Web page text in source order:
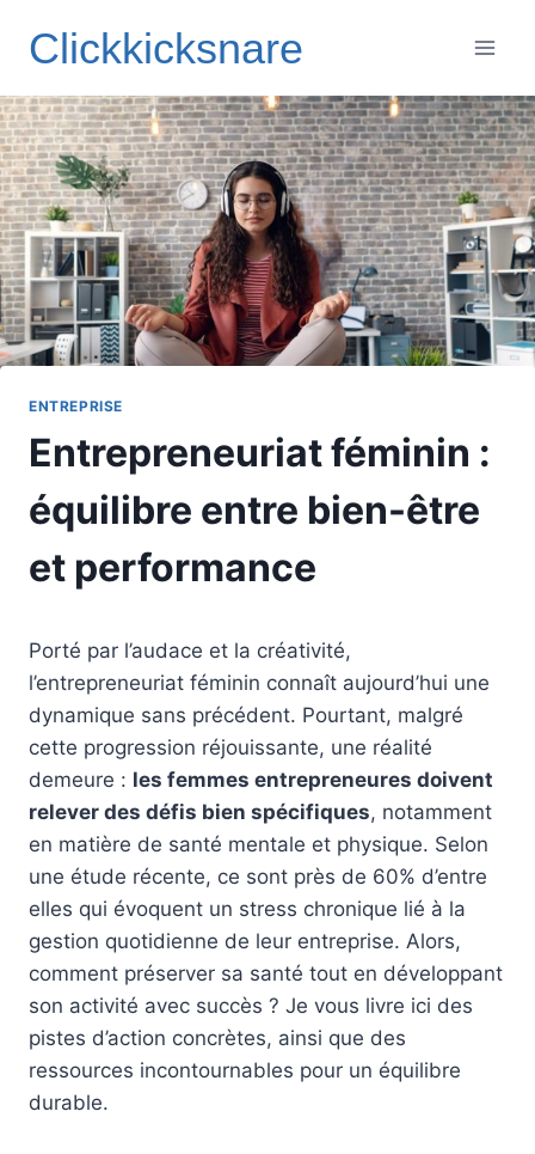
Clickkicksnare
ENTREPRISE
Entrepreneuriat féminin :
équilibre entre bien-être
et performance
Porté par l’audace et la créativité,
l’entrepreneuriat féminin connaît aujourd’hui une
dynamique sans précédent. Pourtant, malgré
cette progression réjouissante, une réalité
demeure : les femmes entrepreneures doivent
relever des défis bien spécifiques, notamment
en matière de santé mentale et physique. Selon
une étude récente, ce sont près de 60% d’entre
elles qui évoquent un stress chronique lié à la
gestion quotidienne de leur entreprise. Alors,
comment préserver sa santé tout en développant
son activité avec succès ? Je vous livre ici des
pistes d’action concrètes, ainsi que des
ressources incontournables pour un équilibre
durable.